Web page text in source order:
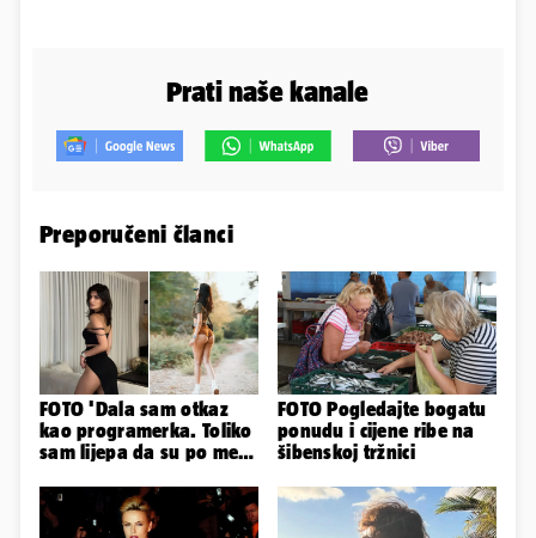
Prati naše kanale
Preporučeni članci
FOTO 'Dala sam otkaz
kao programerka. Toliko
sam lijepa da su po meni
FOTO Pogledajte bogatu
ponudu i cijene ribe na
šibenskoj tržnici